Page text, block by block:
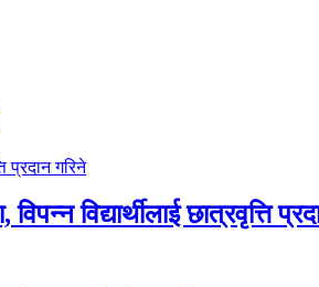
विद्यार्थीलाई छात्रवृत्ति